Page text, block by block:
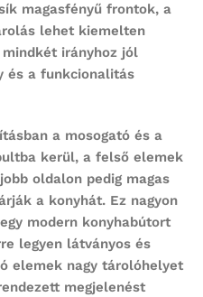
magasfényű frontok, a
lehet kiemelten
mindkét irányhoz jól
és a funkcionalitás
a mosogató és a
kerül, a felső elemek
oldalon pedig magas
a konyhát. Ez nagyon
modern konyhabútort
legyen látványos és
elemek nagy tárolóhelyet
megjelenést